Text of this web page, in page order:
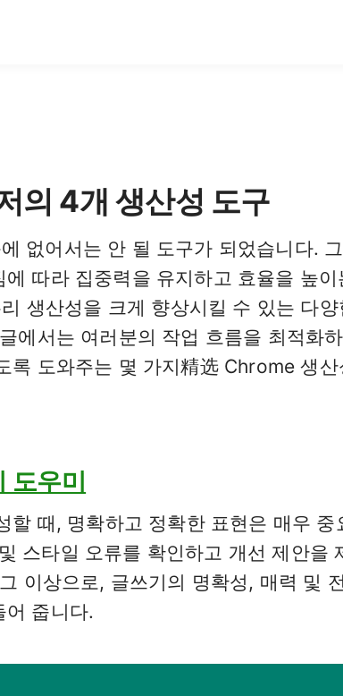
의 4개 생산성 도구
없어서는 안 될 도구가 되었습니다.
따라 집중력을 유지하고 효율을 높이
생산성을 크게 향상시킬 수 있는 다
에서는 여러분의 작업 흐름을 최적화
도와주는 몇 가지精选 Chrome 생산
도우미
때, 명확하고 정확한 표현은 매우 중
스타일 오류를 확인하고 개선 제안을
이상으로, 글쓰기의 명확성, 매력 및
어 줍니다.